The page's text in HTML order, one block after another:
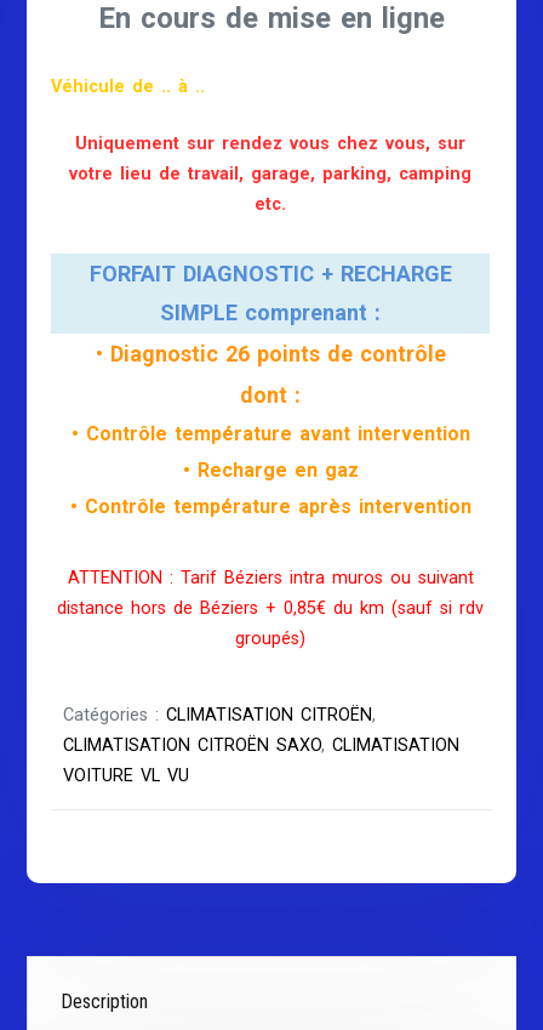
En cours de mise en ligne
Véhicule de .. à ..
Uniquement sur rendez vous chez vous, sur
votre lieu de travail, garage, parking, camping
etc.
FORFAIT DIAGNOSTIC + RECHARGE
SIMPLE comprenant :
• Diagnostic 26 points de contrôle
dont :
• Contrôle température avant intervention
• Recharge en gaz
• Contrôle température après intervention
ATTENTION : Tarif Béziers intra muros ou suivant
distance hors de Béziers + 0,85€ du km (sauf si rdv
groupés)
Catégories :CLIMATISATION CITROËN,
CLIMATISATION CITROËN SAXO,CLIMATISATION
VOITURE VL VU
Description